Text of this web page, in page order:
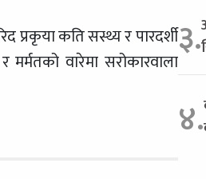
प्रकृया कति सस्थ्य र पारदर्शी
वारेमा सरोकारवाला३.
४.